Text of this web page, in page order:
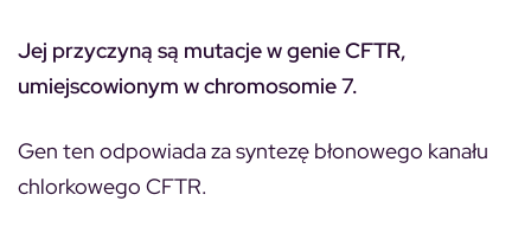
Jej przyczyną są mutacje w genie CFTR,
umiejscowionym w chromosomie 7.
Gen ten odpowiada za syntezę błonowego kanału
chlorkowego CFTR.